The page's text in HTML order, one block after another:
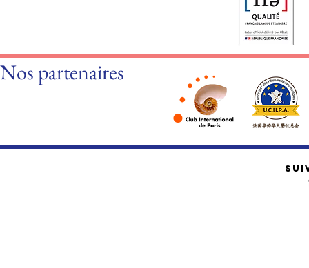
Nos partenaires